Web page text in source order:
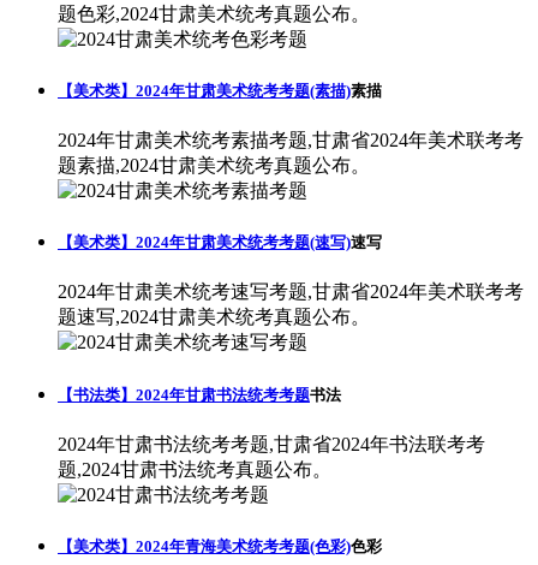
题色彩,2024甘肃美术统考真题公布。
【美术类】2024年甘肃美术统考考题(素描)素描
2024年甘肃美术统考素描考题,甘肃省2024年美术联考考
题素描,2024甘肃美术统考真题公布。
【美术类】2024年甘肃美术统考考题(速写)速写
2024年甘肃美术统考速写考题,甘肃省2024年美术联考考
题速写,2024甘肃美术统考真题公布。
【书法类】2024年甘肃书法统考考题书法
2024年甘肃书法统考考题,甘肃省2024年书法联考考
题,2024甘肃书法统考真题公布。
【美术类】2024年青海美术统考考题(色彩)色彩